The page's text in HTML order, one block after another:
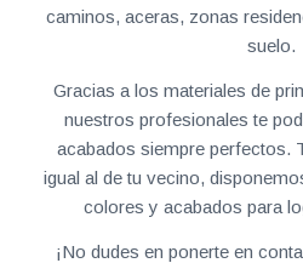
caminos, aceras, zonas
suelo.
Gracias a los materiales de
nuestros profesionales te
acabados siempre perfectos.
igual al de tu vecino,
colores y acabados para
¡No dudes en ponerte en